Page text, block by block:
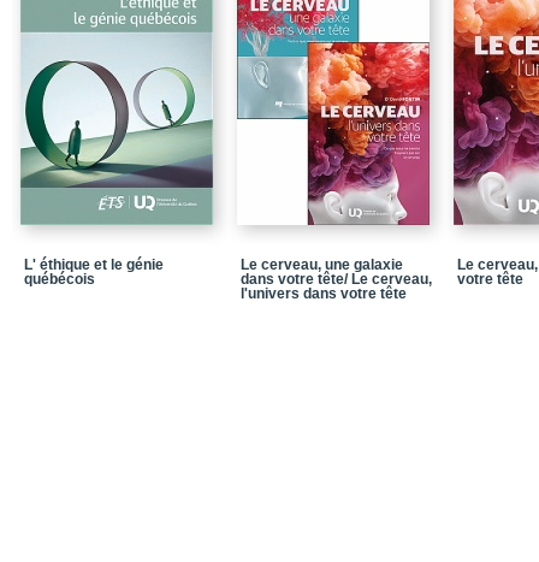
L' éthique et le génie
québécois
Le cerveau, une galaxie
dans votre tête/ Le cerveau,
l'univers dans votre tête
Le
votre tête